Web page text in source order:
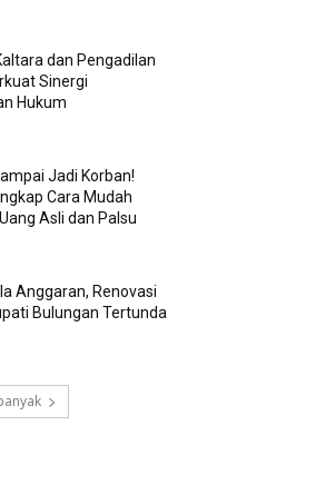
dan Pengadilan
Sinergi
Hukum
Jadi Korban!
Cara Mudah
Asli dan Palsu
Anggaran, Renovasi
Bulungan Tertunda